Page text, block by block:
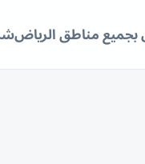
بجميع مناطق الرياض